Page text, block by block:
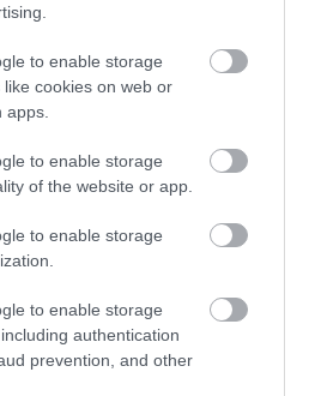
to enable storage
cookies on web or
to enable storage
of the website or app.
to enable storage
to enable storage
authentication
prevention, and other
hoz, ahol folyamatosan
és sok-
is!
hogy további
tartalmakat tehessek